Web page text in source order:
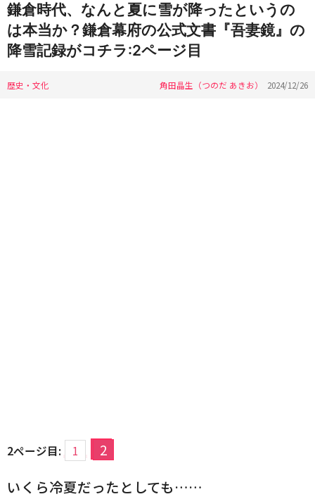
鎌倉時代、なんと夏に雪が降ったというの
は本当か？鎌倉幕府の公式文書『吾妻鏡』の
降雪記録がコチラ:2ページ目
歴史・文化 角田晶生（つのだ あきお） 2024/12/26
2ページ目: 1 2
いくら冷夏だったとしても……